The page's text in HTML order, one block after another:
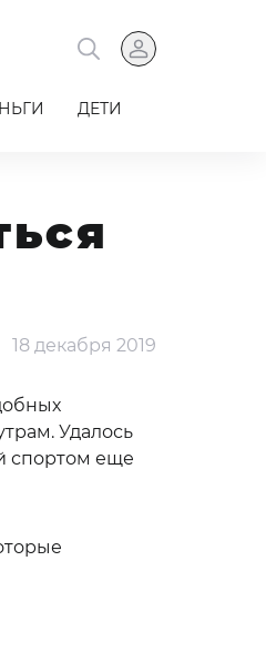
ДЕТИ
18 декабря 2019
Удалось
спортом еще